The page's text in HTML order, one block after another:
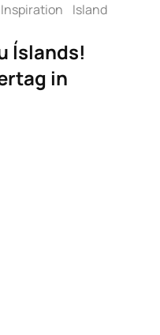
Inspiration
Island
Íslands!
in